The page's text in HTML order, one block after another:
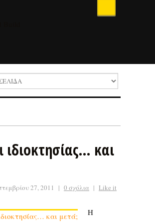
ιδιοκτησίας… και
27, 2011 | 0 σχόλια | Like it
Η